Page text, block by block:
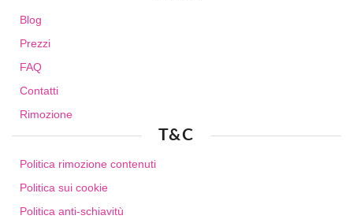
Blog
Prezzi
FAQ
Contatti
Rimozione
T&C
Politica rimozione contenuti
Politica sui cookie
Politica anti-schiavitù